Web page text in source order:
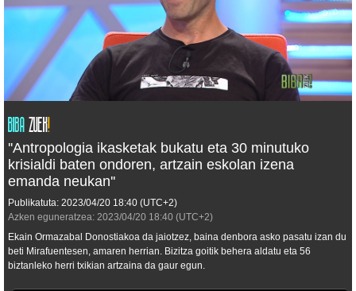
''Antropologia ikasketak bukatu eta 30 minutuko
krisialdi baten ondoren, artzain eskolan izena
emanda neukan''
Publikatuta: 2023/04/20 18:40 (UTC+2)
Azken eguneratzea: 2023/04/20 18:40 (UTC+2)
Ekain Ormazabal Donostiakoa da jaiotzez, baina denbora asko pasatu izan du
beti Mirafuentesen, amaren herrian. Bizitza goitik behera aldatu eta 56
biztanleko herri txikian artzaina da gaur egun.